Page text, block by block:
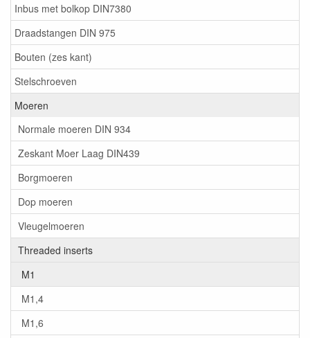
Inbus met bolkop DIN7380
Draadstangen DIN 975
Bouten (zes kant)
Stelschroeven
Moeren
Normale moeren DIN 934
Zeskant Moer Laag DIN439
Borgmoeren
Dop moeren
Vleugelmoeren
Threaded inserts
M1
M1,4
M1,6